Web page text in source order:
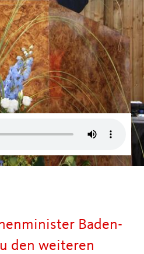
Baden-
den weiteren